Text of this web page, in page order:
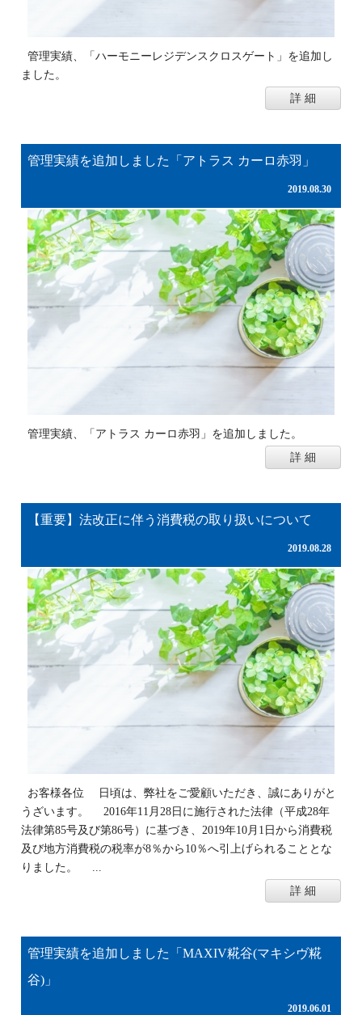
管理実績、「ハーモニーレジデンスクロスゲート」を追加し
ました。
詳 細
管理実績を追加しました「アトラス カーロ赤羽」
2019.08.30
管理実績、「アトラス カーロ赤羽」を追加しました。
詳 細
【重要】法改正に伴う消費税の取り扱いについて
2019.08.28
お客様各位 日頃は、弊社をご愛顧いただき、誠にありがと
うざいます。 2016年11月28日に施行された法律（平成28年
法律第85号及び第86号）に基づき、2019年10月1日から消費税
及び地方消費税の税率が8％から10％へ引上げられることとな
りました。 ...
詳 細
管理実績を追加しました「MAXIV糀谷(マキシヴ糀
谷)」
2019.06.01